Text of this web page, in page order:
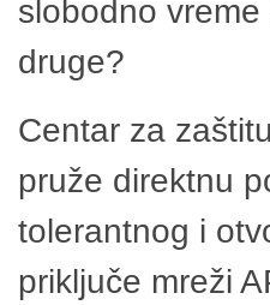
slobodno
druge?
Centar za
pruže direktnu
tolerantnog i
priključe mreži